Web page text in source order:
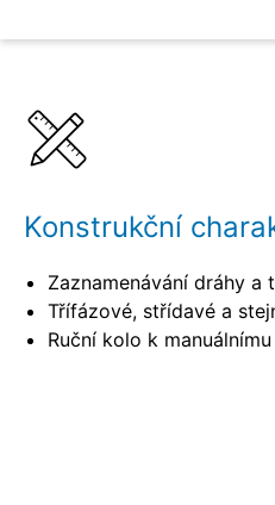
Kombinovatelné produkty
Související produkty
Konstrukční
Zaznamenávání dráhy a
Třífázové, střídavé a
Ruční kolo k